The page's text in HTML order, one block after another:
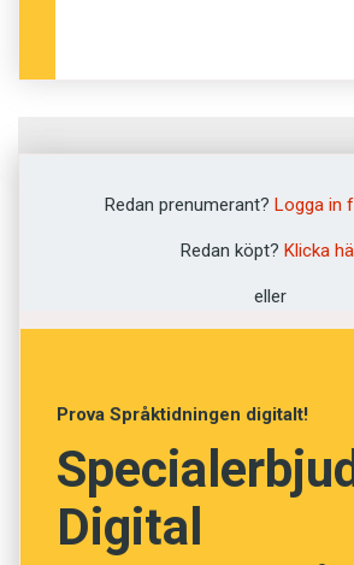
Hallick
Teddybjörn
Redan prenumerant? Logga in
Redan köpt? Klicka
eller
Prova Språktidningen digitalt!
Digital